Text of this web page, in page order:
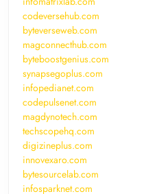
codeversehub.com
byteverseweb.com
magconnecthub.com
byteboostgenius.com
synapsegoplus.com
infopedianet.com
codepulsenet.com
magdynotech.com
techscopehq.com
digizineplus.com
innovexaro.com
bytesourcelab.com
infosparknet.com